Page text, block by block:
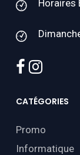
Horaires
facebook
CATÉGORIES
Promo
Informatique